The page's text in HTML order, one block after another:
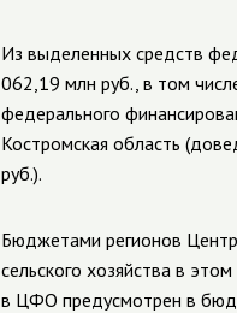
Из выделенных средств
062,19 млн руб., в том
федерального
Костромская область
руб.).
Бюджетами регионов
сельского хозяйства в
в ЦФО предусмотрен в